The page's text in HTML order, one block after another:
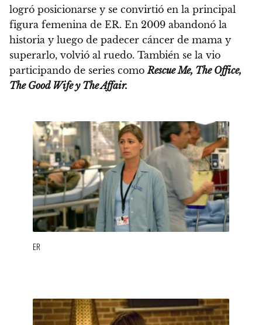
logró posicionarse y se convirtió en la principal
figura femenina de ER. En 2009 abandonó la
historia y luego de padecer cáncer de mama y
superarlo, volvió al ruedo. También se la vio
participando de series como Rescue Me, The Office,
The Good Wife y The Affair.
ER